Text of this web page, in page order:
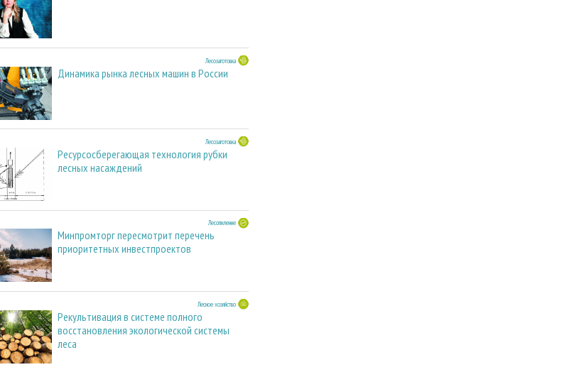
Лесозаготовка
Динамика рынка лесных машин в России
Лесозаготовка
Ресурсосберегающая технология рубки
лесных насаждений
Лесопиление
Минпромторг пересмотрит перечень
приоритетных инвестпроектов
Лесное хозяйство
Рекультивация в системе полного
восстановления экологической системы
леса